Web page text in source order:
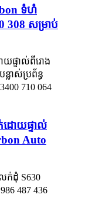
ទំហំ
308 សម្រាប់
ដោយផ្ទាល់
Auto